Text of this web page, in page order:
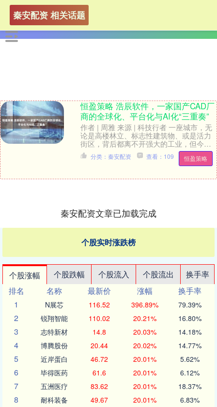
秦安配资 相关话题
恒盈策略 浩辰软件，一家国产CAD厂
商的全球化、平台化与AI化“三重奏”
作者 | 周雅 来源 | 科技行者 一座城市，无
论是高楼林立、标志性建筑物、或是活力
街区，背后都离不开强大的工业，但今天
中国制造业却出现了一个鲜明对比： 一方
面....
恒盈策略
分类：秦安配资 查看：109
秦安配资文章已加载完成
个股实时涨跌榜
个股涨幅 个股跌幅 个股流入 个股流出
换手率
排名
名称 最新价 涨幅
换手率
1
N展芯 116.52 396.89% 79.39%
2 锐翔智能 110.02 20.21% 16.80%
3 志特新材 14.8 20.03% 14.18%
4 博腾股份 20.44 20.02% 14.77%
5 近岸蛋白 46.72 20.01% 5.62%
6 毕得医药 61.6 20.01% 6.12%
7 五洲医疗 83.62 20.01% 18.37%
8 耐科装备 49.67 20.01% 6.83%